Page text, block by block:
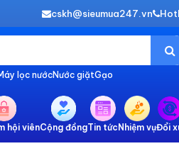
cskh@sieumua247.vn
lọc nướcNước giặtGạo
hội viênCộng đồngTin tức Nhiệm vụĐổi